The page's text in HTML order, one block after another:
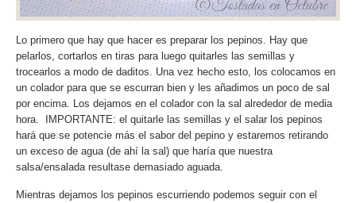
Lo primero que hay que hacer es preparar los pepinos. Hay que
pelarlos, cortarlos en tiras para luego quitarles las semillas y
trocearlos a modo de daditos. Una vez hecho esto, los colocamos en
un colador para que se escurran bien y les añadimos un poco de sal
por encima. Los dejamos en el colador con la sal alrededor de media
hora. IMPORTANTE: el quitarle las semillas y el salar los pepinos
hará que se potencie más el sabor del pepino y estaremos retirando
un exceso de agua (de ahí la sal) que haría que nuestra
salsa/ensalada resultase demasiado aguada.
Mientras dejamos los pepinos escurriendo podemos seguir con el